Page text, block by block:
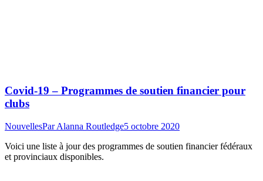
Covid-19 – Programmes de soutien financier pour
clubs
NouvellesParAlanna Routledge5 octobre 2020
Voici une liste à jour des programmes de soutien financier fédéraux
et provinciaux disponibles.